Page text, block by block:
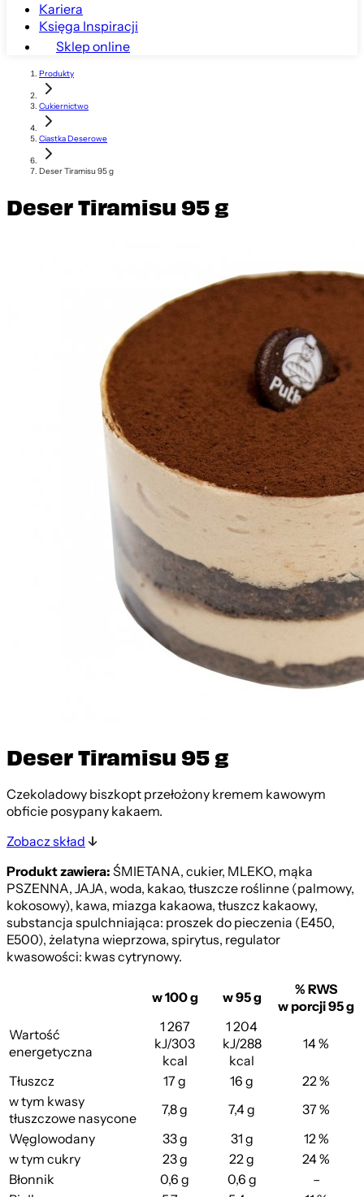
Kariera
Księga Inspiracji
Sklep online
Produkty
Cukiernictwo
Ciastka Deserowe
Deser Tiramisu 95 g
Deser Tiramisu 95 g
Deser Tiramisu 95 g
Czekoladowy biszkopt przełożony kremem kawowym
obficie posypany kakaem.
Zobacz skład
Produkt zawiera:ŚMIETANA, cukier, MLEKO, mąka
PSZENNA, JAJA, woda, kakao, tłuszcze roślinne (palmowy,
kokosowy), kawa, miazga kakaowa, tłuszcz kakaowy,
substancja spulchniająca: proszek do pieczenia (E450,
E500), żelatyna wieprzowa, spirytus, regulator
kwasowości: kwas cytrynowy.
w 100 g w 95 g
% RWS
w porcji 95 g
Wartość
energetyczna
1 267
kJ/303
kcal
1 204
kJ/288
kcal
14 %
Tłuszcz 17 g 16 g
22 %
w tym kwasy
tłuszczowe nasycone
7,8 g 7,4 g
37 %
Węglowodany
33 g 31 g
12 %
w tym cukry
23 g 22 g
24 %
Błonnik
0,6 g 0,6 g
–